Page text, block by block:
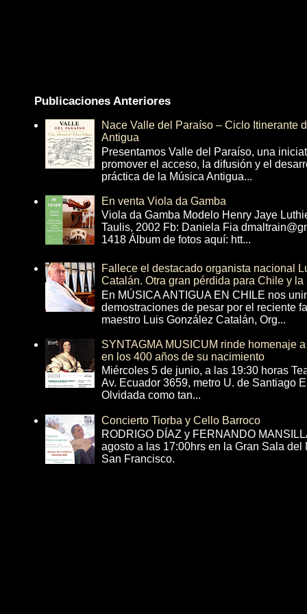
Publicaciones Anteriores
Nace Valle del Paraíso – Ciclo Itinerante
Antigua
Presentamos Valle del Paraíso, una
promover el acceso, la difusión y el
práctica de la Música Antigua...
En venta Viola da Gamba
Viola da Gamba Modelo Henry Jaye
Taulis, 2002 Fb: Daniela Fia
1418 Álbum de fotos aquí: htt...
Fallece el destacado organista nacional
Catalán. Otra gran pérdida para Chile y la
En MÚSICA ANTIGUA EN CHILE nos
demostraciones de pesar por el reciente
maestro Luis González Catalán, Org...
SYNTAGMA MUSICUM rinde homenaje
en los 400 años de su nacimiento
Miércoles 5 de junio, a las 19:30 horas
Av. Ecuador 3659, metro U. de Santiago
Olvidada como tan...
Concierto Tiorba y Cello Barroco
RODRIGO DÍAZ y FERNANDO
agosto a las 17:00hrs en la Gran Sala
San Francisco.